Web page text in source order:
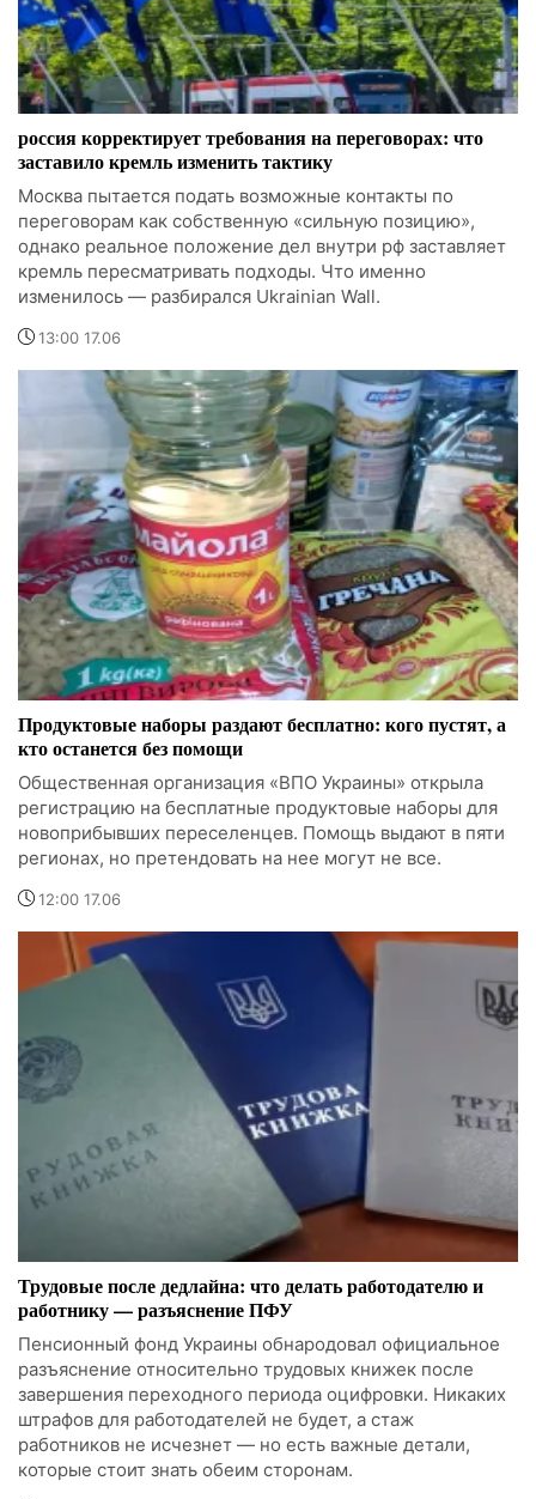
россия корректирует требования на переговорах: что
заставило кремль изменить тактику
Москва пытается подать возможные контакты по
переговорам как собственную «сильную позицию»,
однако реальное положение дел внутри рф заставляет
кремль пересматривать подходы. Что именно
изменилось — разбирался Ukrainian Wall.
13:00 17.06
Продуктовые наборы раздают бесплатно: кого пустят, а
кто останется без помощи
Общественная организация «ВПО Украины» открыла
регистрацию на бесплатные продуктовые наборы для
новоприбывших переселенцев. Помощь выдают в пяти
регионах, но претендовать на нее могут не все.
12:00 17.06
Трудовые после дедлайна: что делать работодателю и
работнику — разъяснение ПФУ
Пенсионный фонд Украины обнародовал официальное
разъяснение относительно трудовых книжек после
завершения переходного периода оцифровки. Никаких
штрафов для работодателей не будет, а стаж
работников не исчезнет — но есть важные детали,
которые стоит знать обеим сторонам.